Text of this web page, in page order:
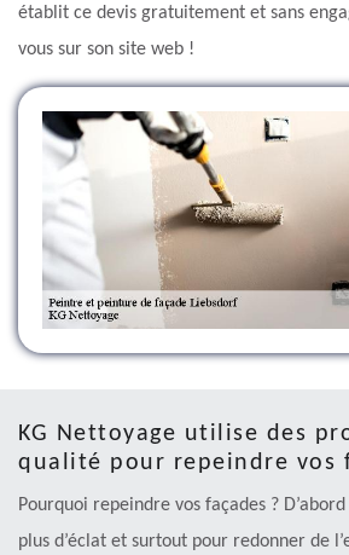
établit ce devis gratuitement et sans
vous sur son site web !
KG Nettoyage utilise des
qualité pour repeindre vos
Pourquoi repeindre vos façades ?
plus d’éclat et surtout pour redonner de